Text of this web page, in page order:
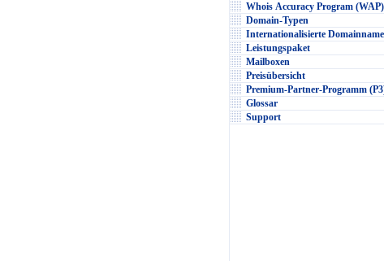
Whois Accuracy Program (WAP)
Domain-Typen
Internationalisierte
Leistungspaket
Mailboxen
Preisübersicht
Premium-Partner-Programm
Glossar
Support